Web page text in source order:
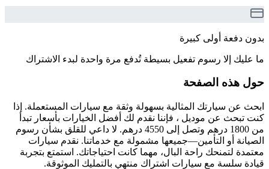
بدون دفعة أولى كبيرة
ما عليك إلا رسوم تفعيل بسيطة تُدفع مرة واحدة لبدء الاشتراك
حول هذه الصفحة
ابحث عن سيارتك المثالية بسهولة وثقة مع سيارات المستعملة. إذا
كنت تبحث عن موديل ، فإننا نقدم لك أفضل الخيارات بأسعار تبدأ
من 1800 درهم وتصل إلى 4550 درهم. لا داعي للقلق بشأن رسوم
الصيانة أو التأمين—جميعها مشمولة مع خدماتنا. نقدم سيارات
معتمدة لتمنحك راحة البال، مهما كانت احتياجاتك. استمتع بتجربة
قيادة سلسة مع سيارات اشتراك منتهي بالتمليك الموثوقة.